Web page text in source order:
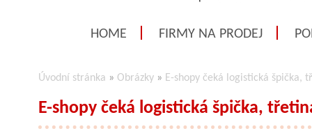
HOME FIRMY NA PRODEJ
Úvodní stránka » Obrázky » E-shopy čeká logistická
E-shopy čeká logistická špička,